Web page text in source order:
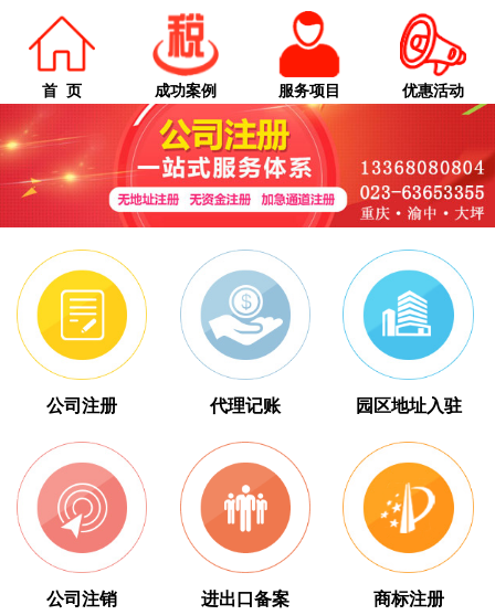
首 页 成功案例 服务项目 优惠活动
公司注册 代理记账 园区地址入驻
公司注销 进出口备案 商标注册